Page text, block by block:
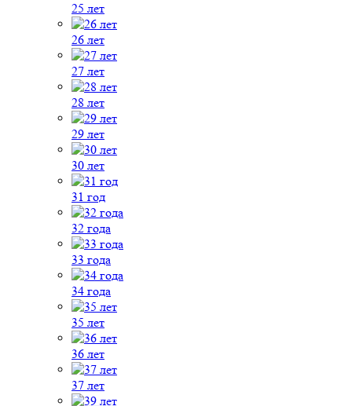
25 лет
26 лет
27 лет
28 лет
29 лет
30 лет
31 год
32 года
33 года
34 года
35 лет
36 лет
37 лет